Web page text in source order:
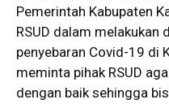
Pemerintah Kabupaten
RSUD dalam
penyebaran Covid-19 di
meminta pihak RSUD
dengan baik sehingga